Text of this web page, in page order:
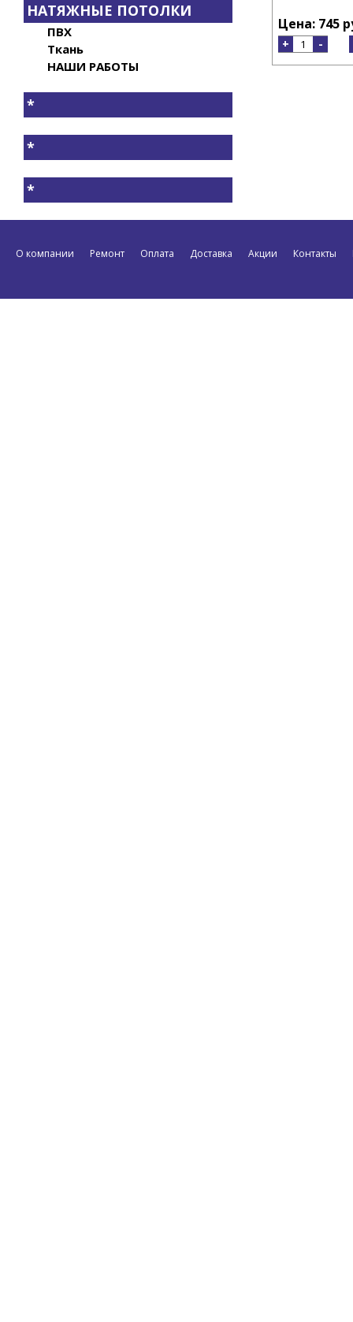
НАТЯЖНЫЕ ПОТОЛКИ
ПВХ
Ткань
НАШИ РАБОТЫ
*
*
*
Цена: 745
+ -
О компании Ремонт Оплата Доставка Акции Контакты